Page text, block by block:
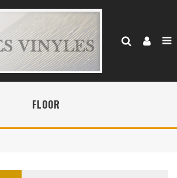
FLOOR